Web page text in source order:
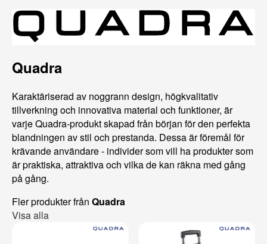
Quadra
Karaktäriserad av noggrann design, högkvalitativ
tillverkning och innovativa material och funktioner, är
varje Quadra-produkt skapad från början för den perfekta
blandningen av stil och prestanda. Dessa är föremål för
krävande användare - individer som vill ha produkter som
är praktiska, attraktiva och vilka de kan räkna med gång
på gång.
Fler produkter från Quadra
Visa alla